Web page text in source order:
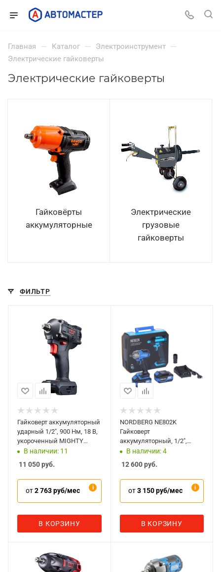
Главная — Каталог — Электроинструмент —
Электрические гайковерты
Электрические гайковерты
Гайковёрты
аккумуляторные
Электрические
грузовые
гайковерты
ФИЛЬТР
Гайковерт аккумуляторный
ударный 1/2", 900 Нм, 18 В,
укороченный MIGHTY
SEVEN DW-404
В наличии: 11
11 050руб.
от2 763 руб/мес
В КОРЗИНУ
NORDBERG NE802K
Гайковерт
аккумуляторный, 1/2",
500Нм, 21В, с двумя 4А акк.
и зар. уст-вом, кейс
В наличии: 4
12 600руб.
от3 150 руб/мес
В КОРЗИНУ